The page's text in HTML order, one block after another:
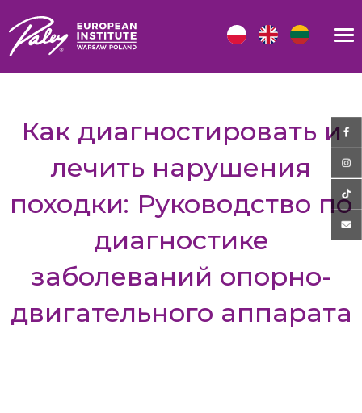
Как диагностировать и
лечить нарушения
походки: Руководство по
диагностике
заболеваний опорно-
двигательного аппарата